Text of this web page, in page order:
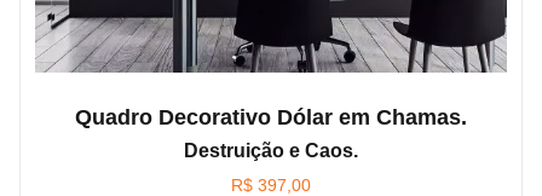
Quadro Decorativo Dólar em Chamas.
Destruição e Caos.
R$ 397,00